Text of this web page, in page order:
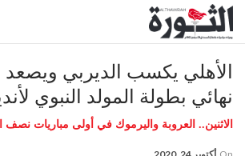
الأهلي يكسب الديربي
نهائي بطولة المولد النبوي
الاثنين.. العروبة واليرموك في أولى مباريات نصف